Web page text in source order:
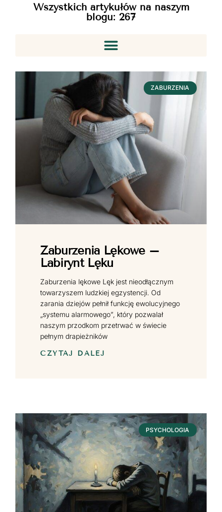
Wszystkich artykułów na naszym
blogu: 267
ZABURZENIA
Zaburzenia Lękowe –
Labirynt Lęku
Zaburzenia lękowe Lęk jest nieodłącznym
towarzyszem ludzkiej egzystencji. Od
zarania dziejów pełnił funkcję ewolucyjnego
„systemu alarmowego”, który pozwalał
naszym przodkom przetrwać w świecie
pełnym drapieżników
CZYTAJ DALEJ
PSYCHOLOGIA